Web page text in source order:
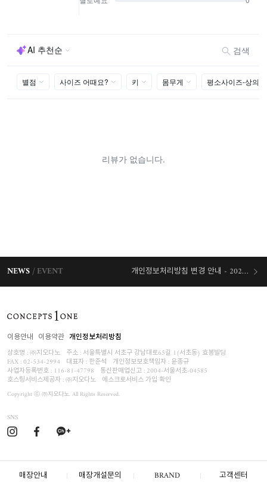
NEWS EVENT 개인정보처리방침 변경 안내 - 2026/07/30 시행
이용안내 이용약관 개인정보처리방침
상호명 : ㈜지오다노 주소 : 서울특별시 서초구 강남대로65길 1(서초동) 효봉빌딩
FAX : 02-534-2994 대표자 : 한준석 개인정보보호책임자 : 윤종규
사업자등록번호 : 116-81-47798 통신판매업신고 : 2004-서울서초-04585
호스팅서비스제공자 : ㈜지오다노 에스크로서비스 가입 확인
Copyright ⓒ ㈜지오다노. All Rights Reserved.
SNS
매장안내 매장개설문의 BRAND 고객센터